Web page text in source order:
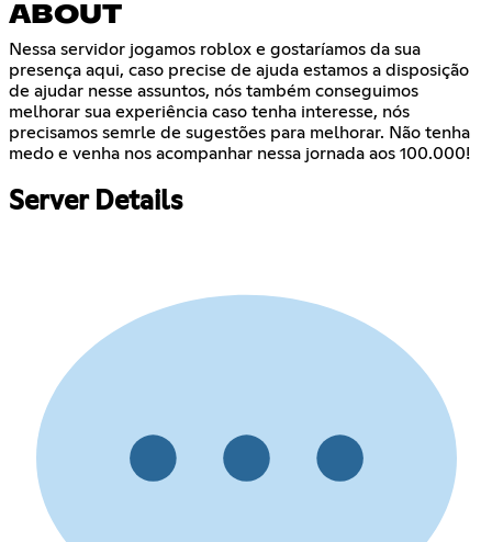
ABOUT
Nessa servidor jogamos roblox e gostaríamos da sua
presença aqui, caso precise de ajuda estamos a disposição
de ajudar nesse assuntos, nós também conseguimos
melhorar sua experiência caso tenha interesse, nós
precisamos semrle de sugestões para melhorar. Não tenha
medo e venha nos acompanhar nessa jornada aos 100.000!
Server Details